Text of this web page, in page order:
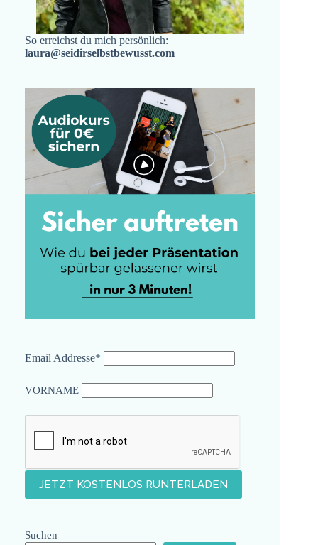
So erreichst du mich persönlich:
laura@seidirselbstbewusst.com
Email Addresse*
VORNAME
Suchen